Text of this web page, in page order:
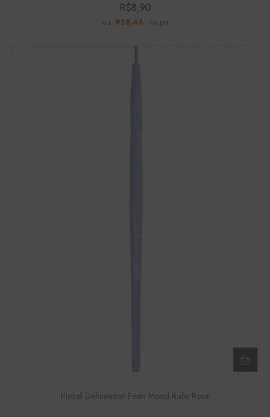
R$8,90
ou R$8,46 no pix
Pincel Delineador Feels Mood Ruby Rose